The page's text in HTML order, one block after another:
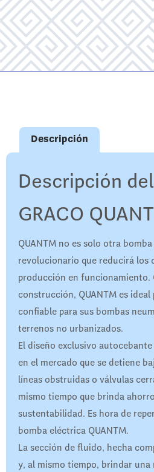
Descripción
Descripción
GRACO
QUANTM no es solo otra
revolucionario que reducirá los
producción en
construcción, QUANTM es
confiable para sus bombas
terrenos no urbanizados.
El diseño exclusivo
en el mercado que se detiene
líneas obstruidas o válvulas
mismo tiempo que brinda
sustentabilidad. Es hora de
bomba eléctrica QUANTM.
La sección de fluido, hecha
y, al mismo tiempo, brindar